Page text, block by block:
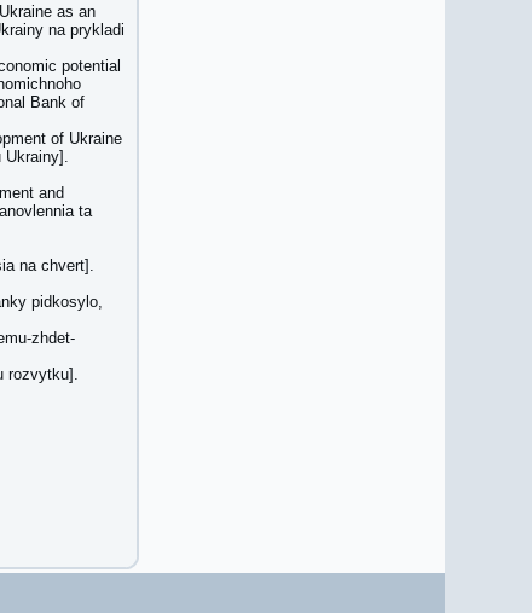
as an
na prykladi
potential
Bank of
of Ukraine
Ukrainy].
and
ta
na chvert].
pidkosylo,
zhdet-
rozvytku].